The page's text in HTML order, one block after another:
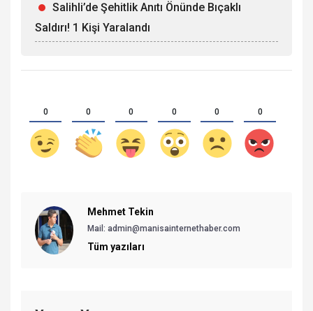
Salihli’de Şehitlik Anıtı Önünde Bıçaklı
Saldırı! 1 Kişi Yaralandı
0 0 0 0 0 0
Mehmet Tekin
Mail: admin@manisainternethaber.com
Tüm yazıları